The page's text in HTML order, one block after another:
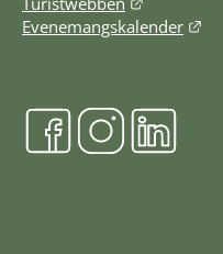
Evenemangskalender